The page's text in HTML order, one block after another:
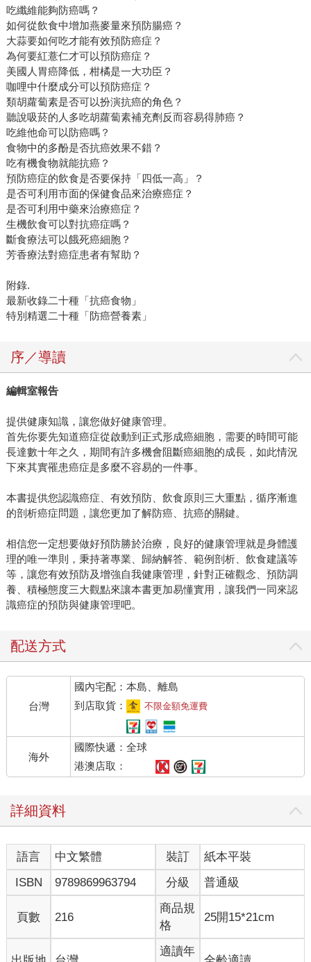
吃纖維能夠防癌嗎？
如何從飲食中增加燕麥量來預防腸癌？
大蒜要如何吃才能有效預防癌症？
為何要紅薏仁才可以預防癌症？
美國人胃癌降低，柑橘是一大功臣？
咖哩中什麼成分可以預防癌症？
類胡蘿蔔素是否可以扮演抗癌的角色？
聽說吸菸的人多吃胡蘿蔔素補充劑反而容易得肺癌？
吃維他命可以防癌嗎？
食物中的多酚是否抗癌效果不錯？
吃有機食物就能抗癌？
預防癌症的飲食是否要保持「四低一高」？
是否可利用市面的保健食品來治療癌症？
是否可利用中藥來治療癌症？
生機飲食可以對抗癌症嗎？
斷食療法可以餓死癌細胞？
芳香療法對癌症患者有幫助？
附錄.
最新收錄二十種「抗癌食物」
特別精選二十種「防癌營養素」
序／導讀
編輯室報告
提供健康知識，讓您做好健康管理。
首先你要先知道癌症從啟動到正式形成癌細胞，需要的時間可能
長達數十年之久，期間有許多機會阻斷癌細胞的成長，如此情況
下來其實罹患癌症是多麼不容易的一件事。
本書提供您認識癌症、有效預防、飲食原則三大重點，循序漸進
的剖析癌症問題，讓您更加了解防癌、抗癌的關鍵。
相信您一定想要做好預防勝於治療，良好的健康管理就是身體護
理的唯一準則，秉持著專業、歸納解答、範例剖析、飲食建議等
等，讓您有效預防及增強自我健康管理，針對正確觀念、預防調
養、積極態度三大觀點來讓本書更加易懂實用，讓我們一同來認
識癌症的預防與健康管理吧。
配送方式
台灣
國內宅配：本島、離島
到店取貨：
不限金額免運費
海外
國際快遞：全球
港澳店取：
詳細資料
語言 中文繁體 裝訂
紙本平裝
ISBN
9789869963794 分級 普通級
頁數 216
商品規
格
25開15*21cm
適讀年